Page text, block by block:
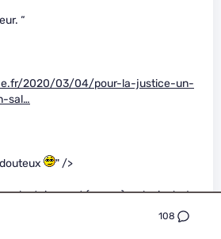
108
“
2020/03/04/pour-la-justice-un-
sal…
" />
volontairement (ou pas) au lapin de 6
de douteux, bref !